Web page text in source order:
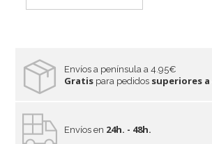
Envíos a península a 4.95€
Gratis para pedidos superiores a
Envíos en 24h. - 48h.